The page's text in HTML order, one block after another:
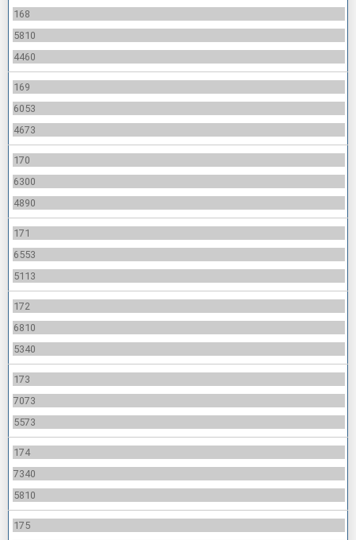
168
5810
4460
169
6053
4673
170
6300
4890
171
6553
5113
172
6810
5340
173
7073
5573
174
7340
5810
175